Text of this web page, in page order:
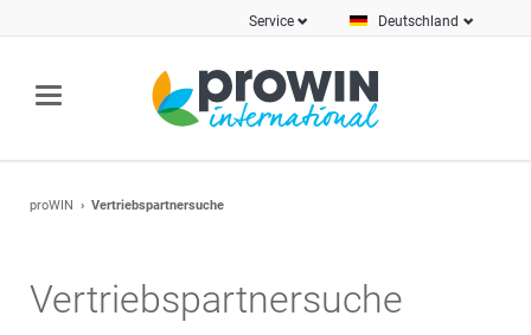
Deutschland
Service
proWIN Vertriebspartnersuche
Vertriebspartnersuche